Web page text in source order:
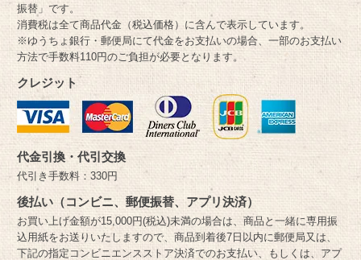
振替」です。
消費税は全て商品代金（税込価格）に含んで表示しています。
※ゆうちょ銀行・郵便局にて代金をお支払いの場合、一部のお支払い
方法で手数料110円のご負担が必要となります。
クレジット
代金引換・代引交換
代引き手数料：330円
後払い（コンビニ、郵便振替、アプリ決済）
お買い上げ金額が15,000円(税込)未満の場合は、商品と一緒に専用振
込用紙をお送りいたしますので、商品到着後7日以内に郵便局又は、
下記の指定コンビニエンスストア決済でのお支払い、もしくは、アプ